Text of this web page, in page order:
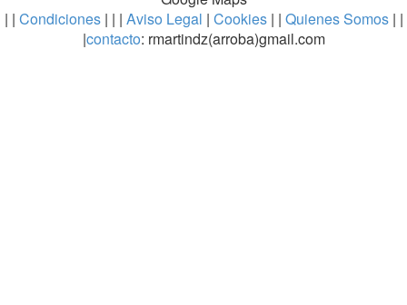
| | Condiciones| | | Aviso Legal | Cookies | | Quienes Somos | |
|contacto: rmartindz(arroba)gmail.com